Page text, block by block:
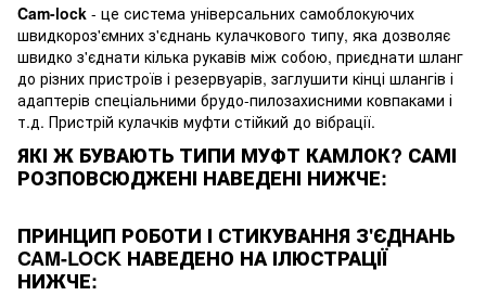
Cam-lock - це система універсальних самоблокуючих
швидкороз'ємних з'єднань кулачкового типу, яка дозволяє
швидко з'єднати кілька рукавів між собою, приєднати шланг
до різних пристроїв і резервуарів, заглушити кінці шлангів і
адаптерів спеціальними брудо-пилозахисними ковпаками і
т.д. Пристрій кулачків муфти стійкий до вібрації.
ЯКІ Ж БУВАЮТЬ ТИПИ МУФТ КАМЛОК? САМІ
РОЗПОВСЮДЖЕНІ НАВЕДЕНІ НИЖЧЕ:
ПРИНЦИП РОБОТИ І СТИКУВАННЯ З'ЄДНАНЬ
CAM-LOCK НАВЕДЕНО НА ІЛЮСТРАЦІЇ
НИЖЧЕ: